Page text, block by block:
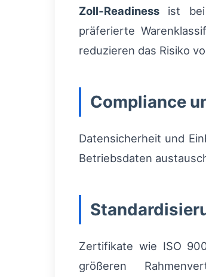
Zoll‑Readiness ist bei
präferierte
reduzieren das Risiko
Compliance
Datensicherheit und
Betriebsdaten
Zertifikate wie ISO
größeren